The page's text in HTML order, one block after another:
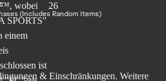
(Includes Random Items)
& Einschränkungen. Weitere